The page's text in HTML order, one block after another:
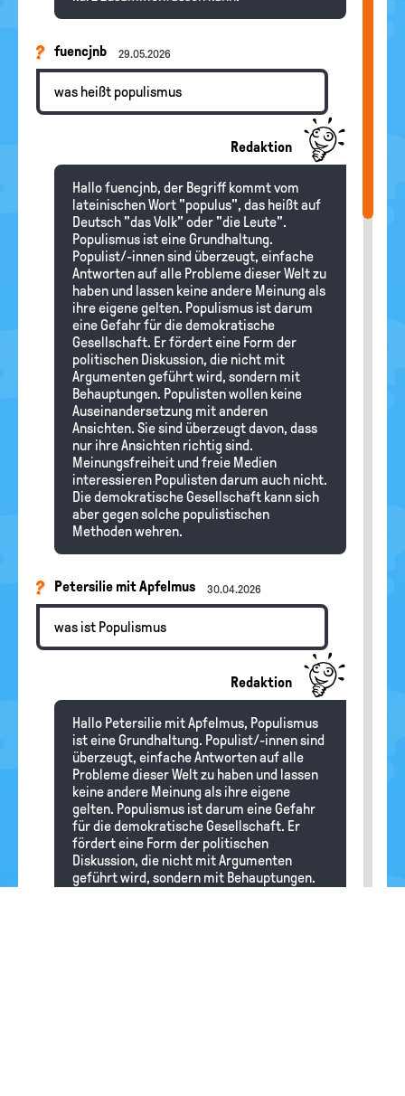
fuencjnb 29.05.2026
was heißt populismus
Redaktion
Hallo fuencjnb, der Begriff kommt vom
lateinischen Wort "populus", das heißt auf
Deutsch "das Volk" oder "die Leute".
Populismus ist eine Grundhaltung.
Populist/-innen sind überzeugt, einfache
Antworten auf alle Probleme dieser Welt zu
haben und lassen keine andere Meinung als
ihre eigene gelten. Populismus ist darum
eine Gefahr für die demokratische
Gesellschaft. Er fördert eine Form der
politischen Diskussion, die nicht mit
Argumenten geführt wird, sondern mit
Behauptungen. Populisten wollen keine
Auseinandersetzung mit anderen
Ansichten. Sie sind überzeugt davon, dass
nur ihre Ansichten richtig sind.
Meinungsfreiheit und freie Medien
interessieren Populisten darum auch nicht.
Die demokratische Gesellschaft kann sich
aber gegen solche populistischen
Methoden wehren.
Petersilie mit Apfelmus 30.04.2026
was ist Populismus
Redaktion
Hallo Petersilie mit Apfelmus, Populismus
ist eine Grundhaltung. Populist/-innen sind
überzeugt, einfache Antworten auf alle
Probleme dieser Welt zu haben und lassen
keine andere Meinung als ihre eigene
gelten. Populismus ist darum eine Gefahr
für die demokratische Gesellschaft. Er
fördert eine Form der politischen
Diskussion, die nicht mit Argumenten
geführt wird, sondern mit Behauptungen.